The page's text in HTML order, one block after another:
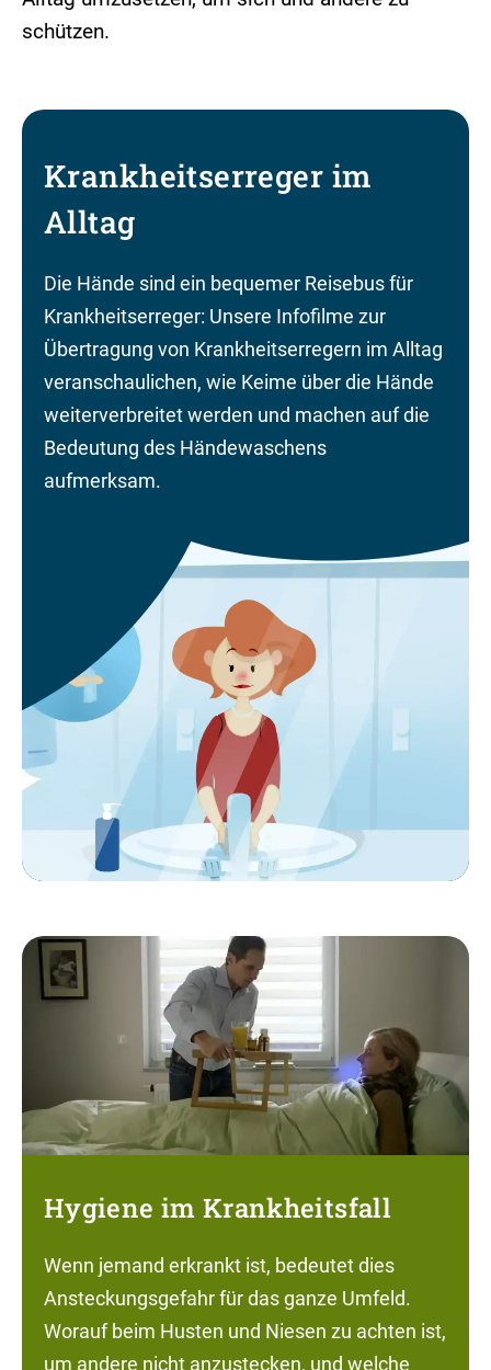
schützen.
Krankheitserreger im
Alltag
Die Hände sind ein bequemer Reisebus für
Krankheitserreger: Unsere Infofilme zur
Übertragung von Krankheitserregern im Alltag
veranschaulichen, wie Keime über die Hände
weiterverbreitet werden und machen auf die
Bedeutung des Händewaschens
aufmerksam.
Hygiene im Krankheitsfall
Wenn jemand erkrankt ist, bedeutet dies
Ansteckungsgefahr für das ganze Umfeld.
Worauf beim Husten und Niesen zu achten ist,
um andere nicht anzustecken, und welche